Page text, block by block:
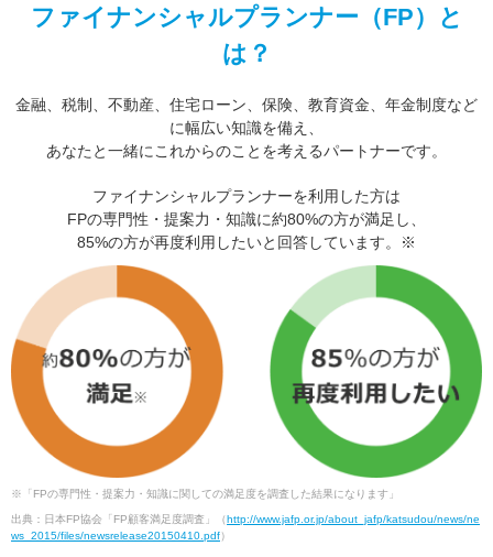
ファイナンシャルプランナー（FP）と
は？
金融、税制、不動産、住宅ローン、保険、教育資金、年金制度など
に幅広い知識を備え、
あなたと一緒にこれからのことを考えるパートナーです。
ファイナンシャルプランナーを利用した方は
FPの専門性・提案力・知識に約80%の方が満足し、
85%の方が再度利用したいと回答しています。※
※「FPの専門性・提案力・知識に関しての満足度を調査した結果になります」
出典：日本FP協会「FP顧客満足度調査」（http://www.jafp.or.jp/about_jafp/katsudou/news/ne
ws_2015/files/newsrelease20150410.pdf）